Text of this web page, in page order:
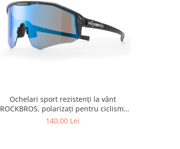
Ochelari sport rezistenți la vânt
ROCKBROS, polarizați pentru ciclism,
ochelari de soare pentru exterior
140,00 Lei